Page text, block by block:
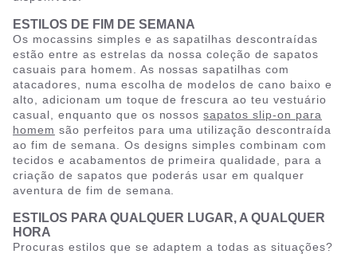
ESTILOS DE FIM DE SEMANA
Os mocassins simples e as sapatilhas descontraídas
estão entre as estrelas da nossa coleção de sapatos
casuais para homem. As nossas sapatilhas com
atacadores, numa escolha de modelos de cano baixo e
alto, adicionam um toque de frescura ao teu vestuário
casual, enquanto que os nossossapatos slip-on para
homem são perfeitos para uma utilização descontraída
ao fim de semana. Os designs simples combinam com
tecidos e acabamentos de primeira qualidade, para a
criação de sapatos que poderás usar em qualquer
aventura de fim de semana.
ESTILOS PARA QUALQUER LUGAR, A QUALQUER
HORA
Procuras estilos que se adaptem a todas as situações?